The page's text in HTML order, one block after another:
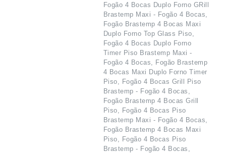
Fogão 4 Bocas Duplo Forno GRill
Brastemp Maxi - Fogão 4 Bocas,
Fogão Brastemp 4 Bocas Maxi
Duplo Forno Top Glass Piso,
Fogão 4 Bocas Duplo Forno
Timer Piso Brastemp Maxi -
Fogão 4 Bocas, Fogão Brastemp
4 Bocas Maxi Duplo Forno Timer
Piso, Fogão 4 Bocas Grill Piso
Brastemp - Fogão 4 Bocas,
Fogão Brastemp 4 Bocas Grill
Piso, Fogão 4 Bocas Piso
Brastemp Maxi - Fogão 4 Bocas,
Fogão Brastemp 4 Bocas Maxi
Piso, Fogão 4 Bocas Piso
Brastemp - Fogão 4 Bocas,